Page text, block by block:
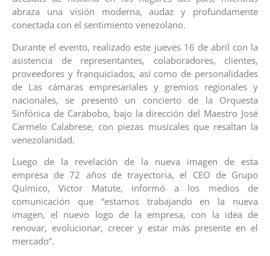
abraza una visión moderna, audaz y profundamente
conectada con el sentimiento venezolano.
Durante el evento, realizado este jueves 16 de abril con la
asistencia de representantes, colaboradores, clientes,
proveedores y franquiciados, así como de personalidades
de Las cámaras empresariales y gremios regionales y
nacionales, se presentó un concierto de la Orquesta
Sinfónica de Carabobo, bajo la dirección del Maestro José
Carmelo Calabrese, con piezas musicales que resaltan la
venezolanidad.
Luego de la revelación de la nueva imagen de esta
empresa de 72 años de trayectoria, el CEO de Grupo
Químico, Víctor Matute, informó a los medios de
comunicación que “estamos trabajando en la nueva
imagen, el nuevo logo de la empresa, con la idea de
renovar, evolucionar, crecer y estar más presente en el
mercado”.